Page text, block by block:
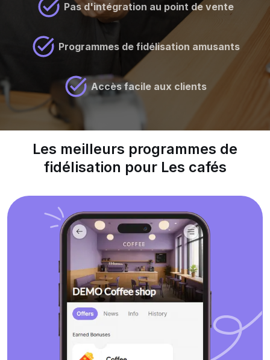
Pas d'intégration au point de vente
Programmes de fidélisation amusants
Accès facile aux clients
Les meilleurs programmes de
fidélisation pour Les cafés